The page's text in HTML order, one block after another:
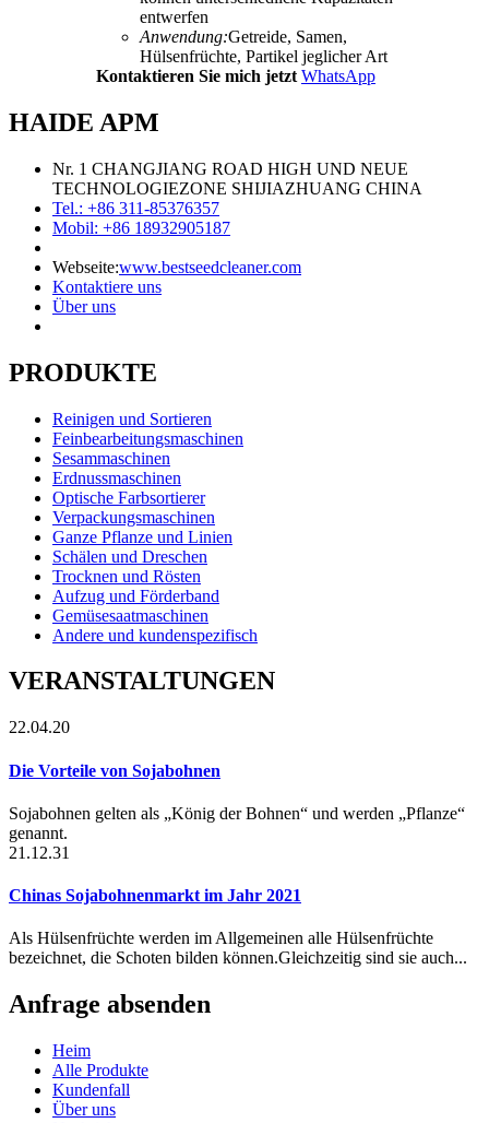
entwerfen
Anwendung:Getreide, Samen,
Hülsenfrüchte, Partikel jeglicher Art
Kontaktieren Sie mich jetzt WhatsApp
HAIDE APM
Nr. 1 CHANGJIANG ROAD HIGH UND NEUE
TECHNOLOGIEZONE SHIJIAZHUANG CHINA
Tel.: +86 311-85376357
Mobil: +86 18932905187
Webseite:www.bestseedcleaner.com
Kontaktiere uns
Über uns
PRODUKTE
Reinigen und Sortieren
Feinbearbeitungsmaschinen
Sesammaschinen
Erdnussmaschinen
Optische Farbsortierer
Verpackungsmaschinen
Ganze Pflanze und Linien
Schälen und Dreschen
Trocknen und Rösten
Aufzug und Förderband
Gemüsesaatmaschinen
Andere und kundenspezifisch
VERANSTALTUNGEN
22.04.20
Die Vorteile von Sojabohnen
Sojabohnen gelten als „König der Bohnen“ und werden „Pflanze“
genannt.
21.12.31
Chinas Sojabohnenmarkt im Jahr 2021
Als Hülsenfrüchte werden im Allgemeinen alle Hülsenfrüchte
bezeichnet, die Schoten bilden können.Gleichzeitig sind sie auch...
Anfrage absenden
Heim
Alle Produkte
Kundenfall
Über uns